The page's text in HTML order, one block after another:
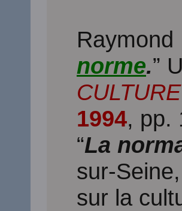
Raymond
norme.”
1994, pp.
“La
sur-
sur la